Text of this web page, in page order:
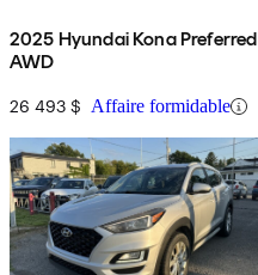
2025 Hyundai Kona Preferred
AWD
26 493 $ Affaire formidable